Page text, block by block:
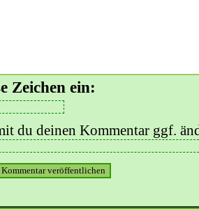
Zeichen ein:
du deinen Kommentar ggf.